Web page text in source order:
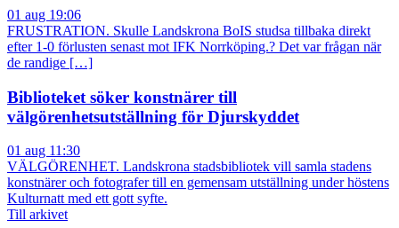
01 aug 19:06
FRUSTRATION. Skulle Landskrona BoIS studsa tillbaka direkt
efter 1-0 förlusten senast mot IFK Norrköping.? Det var frågan när
de randige […]
Biblioteket söker konstnärer till
välgörenhetsutställning för Djurskyddet
01 aug 11:30
VÄLGÖRENHET. Landskrona stadsbibliotek vill samla stadens
konstnärer och fotografer till en gemensam utställning under höstens
Kulturnatt med ett gott syfte.
Till arkivet